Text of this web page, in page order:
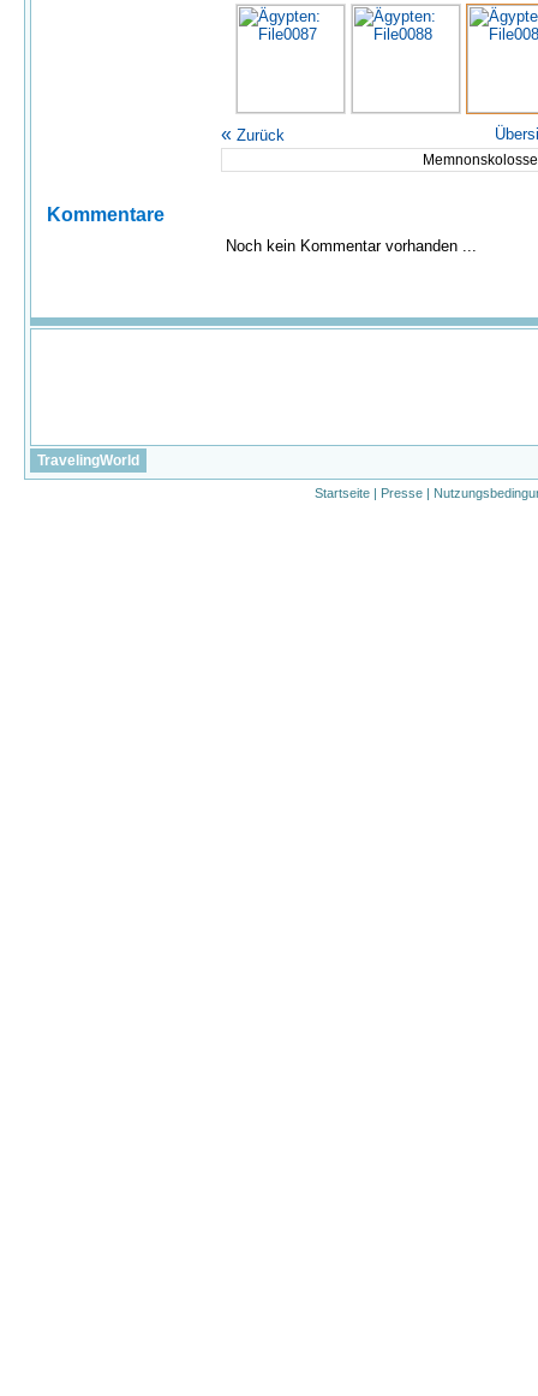
« Zurück
Kommentare
Noch kein Kommentar vorhanden ...
TravelingWorld
Startseite | Presse |